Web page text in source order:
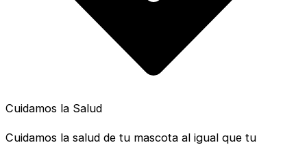
Cuidamos la Salud
Cuidamos la salud de tu mascota al igual que tu